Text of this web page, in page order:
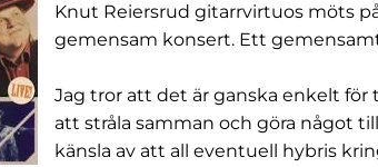
Knut Reiersrud gitarrvirtuos möts
gemensam konsert. Ett
Jag tror att det är ganska enkelt för
att stråla samman och göra något
känsla av att all eventuell hybris